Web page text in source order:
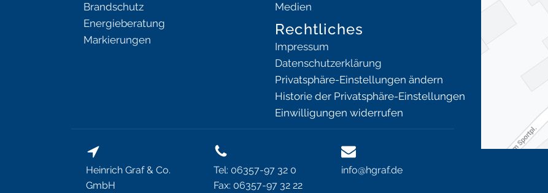
Brandschutz
Energieberatung
Markierungen
Medien
Rechtliches
Impressum
Datenschutzerklärung
Privatsphäre-Einstellungen ändern
Historie der Privatsphäre-Einstellungen
Einwilligungen widerrufen
Heinrich Graf & Co.
GmbH
Tel: 06357-97 32 0
Fax: 06357-97 32 22
info@hgraf.de